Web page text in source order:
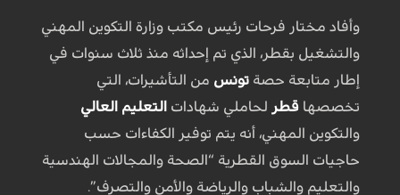
وأفاد مختار فرحات رئيس مكتب وزارة التكوين المهني
والتشغيل بقطر، الذي تم إحداثه منذ ثلاث سنوات في
إطار متابعة حصة تونس من التأشيرات، التي
تخصصها قطر لحاملي شهادات التعليم العالي
والتكوين المهني، أنه يتم توفير الكفاءات حسب
حاجيات السوق القطرية “الصحة والمجالات الهندسية
والتعليم والشباب والرياضة والأمن والتصرف”.